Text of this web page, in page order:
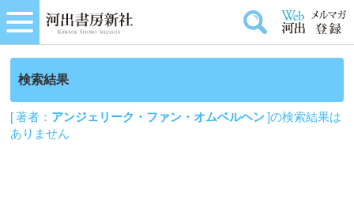
検索結果
[ 著者： アンジェリーク・ファン・オムベルヘン]の検索結果は
ありません